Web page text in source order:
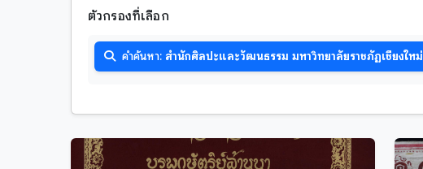
ชาดก
ตำนาน-บุคคลสำคัญ
ตำนาน-พระสาวก
บาลี
ไทย
ตัวกรองที่เลือก
คำค้นหา: สำนักศิลปะและวัฒนธรรม มหาวิทยาลัยราชภัฏเชียงใหม่